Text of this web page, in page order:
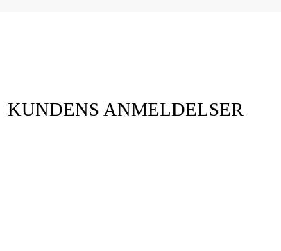
KUNDENS ANMELDELSER